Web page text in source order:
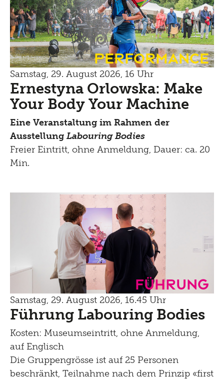
Performance
Samstag, 29. August 2026, 16 Uhr
Ernestyna Orlowska: Make
Your Body Your Machine
Eine Veranstaltung im Rahmen der
Ausstellung Labouring Bodies
Freier Eintritt, ohne Anmeldung, Dauer: ca. 20
Min.
Führung
Samstag, 29. August 2026, 16.45 Uhr
Führung Labouring Bodies
Kosten: Museumseintritt, ohne Anmeldung,
auf Englisch
Die Gruppengrösse ist auf 25 Personen
beschränkt, Teilnahme nach dem Prinzip «first